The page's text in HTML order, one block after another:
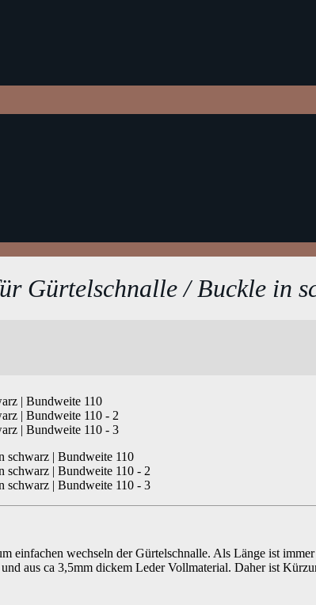
Gürtelschnalle / Buckle in
einfachen wechseln der Gürtelschnalle. Als Länge ist
aus ca 3,5mm dickem Leder Vollmaterial. Daher ist